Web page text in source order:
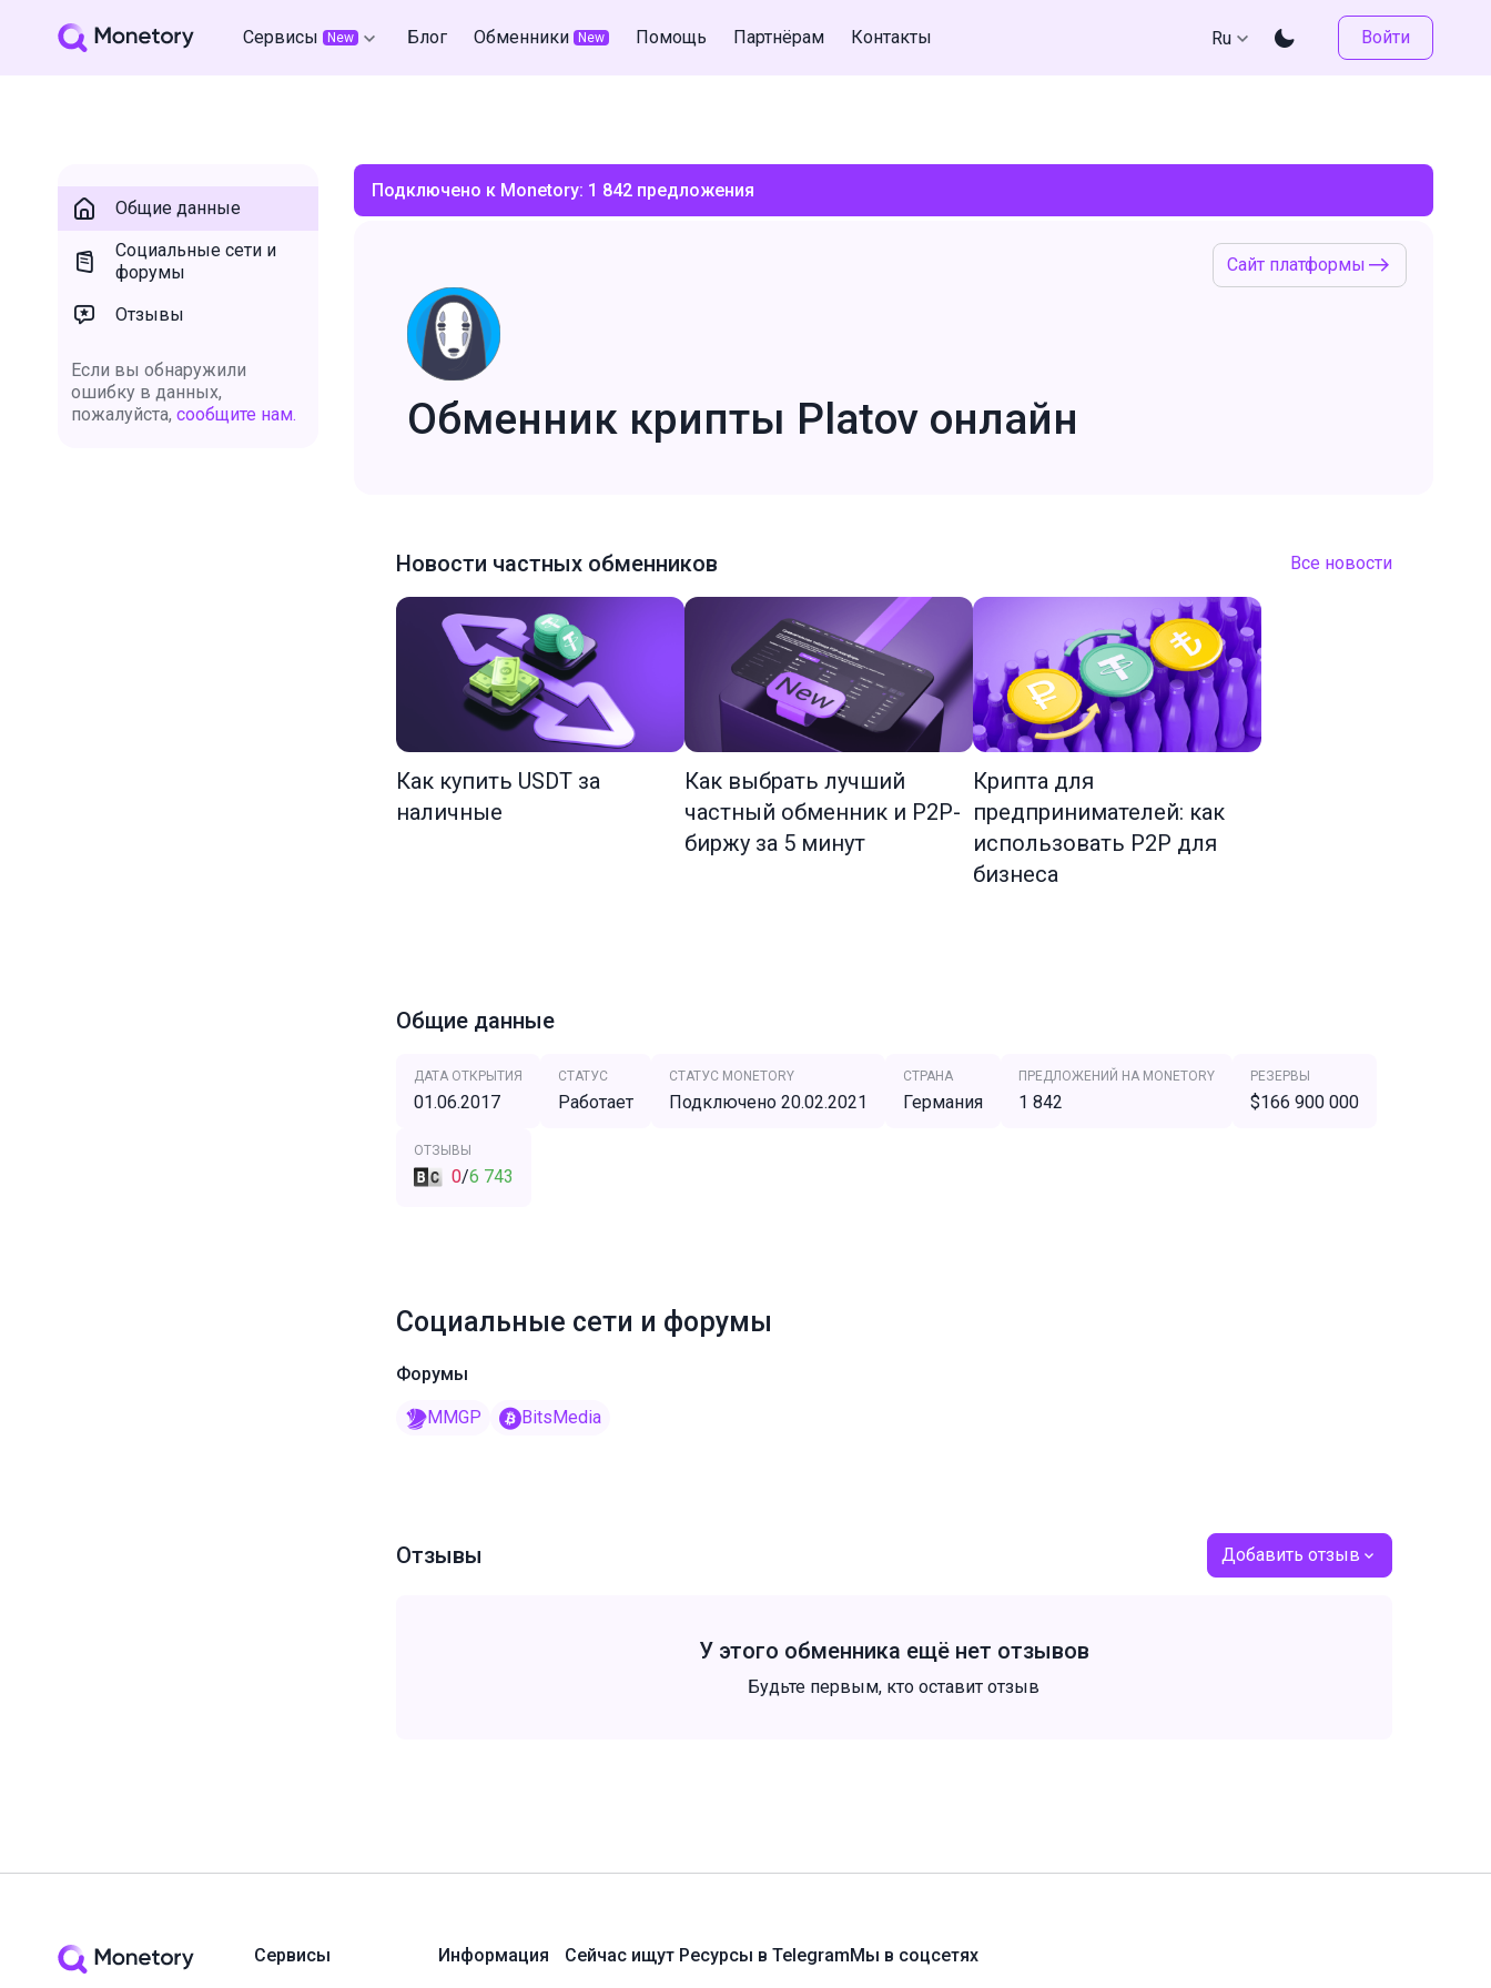
Сервисы New Блог Обменники New Помощь Партнёрам Контакты Ru Войти
Общие данные
Социальные сети и
форумы
Отзывы
Если вы обнаружили
ошибку в данных,
пожалуйста, сообщите нам.
Подключено к Monetory: 1 842 предложения
Сайт платформы
Обменник крипты Platov онлайн
Новости частных обменников Все новости
Как купить USDT за
наличные
Как выбрать лучший
частный обменник и P2P-
биржу за 5 минут
Крипта для
предпринимателей: как
использовать P2P для
бизнеса
Общие данные
ДАТА ОТКРЫТИЯ
01.06.2017
СТАТУС
Работает
СТАТУС MONETORY
Подключено 20.02.2021
СТРАНА
Германия
ПРЕДЛОЖЕНИЙ НА MONETORY
1 842
РЕЗЕРВЫ
$166 900 000
ОТЗЫВЫ
0/6 743
Социальные сети и форумы
Форумы
MMGP BitsMedia
Отзывы Добавить отзыв
У этого обменника ещё нет отзывов
Будьте первым, кто оставит отзыв
Сервисы Информация Сейчас ищут Ресурсы в TelegramМы в соцсетях